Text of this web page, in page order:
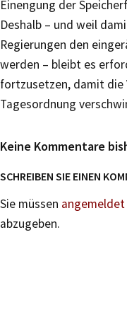
Einengung der
Deshalb – und weil
Regierungen den
werden – bleibt es
fortzusetzen, damit die
Tagesordnung
Keine Kommentare
SCHREIBEN SIE EINEN
Sie müssen angemeldet
abzugeben.